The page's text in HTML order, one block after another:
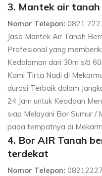
3. Mantek air
Nomor Telepon: 0821
Jasa Mantek Air Tanah
Profesional yang
Kedalaman dari 30m s/d
Kami Tirta Nadi di
durasi Terbaik dalam
24 Jam untuk Keadaan
siap Melayani Bor Sumur /
pada tempatnya di
4. Bor AIR Tanah
terdekat
Nomor Telepon: